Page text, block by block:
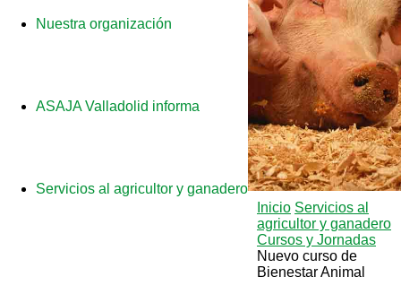
Nuestra organización
ASAJA Valladolid informa
Servicios al agricultor y ganadero
Inicio Servicios al
agricultor y ganadero
Cursos y Jornadas
Nuevo curso de
Bienestar Animal